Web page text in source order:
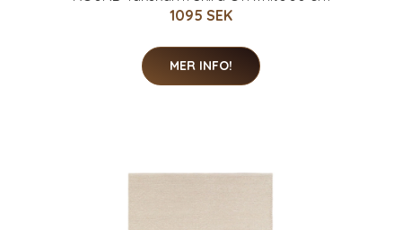
1095 SEK
MER INFO!